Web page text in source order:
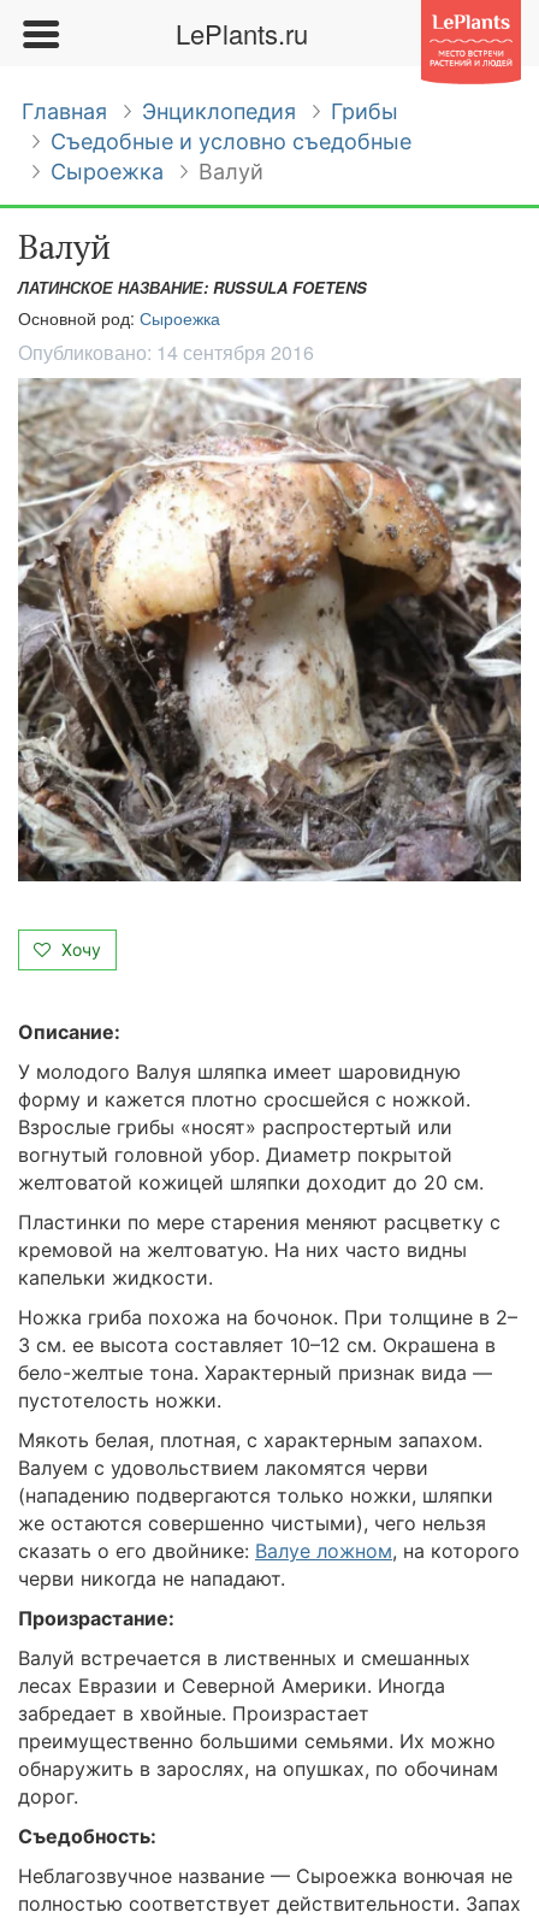
LePlants.ru
Главная Энциклопедия
Грибы
Съедобные и условно съедобные
Сыроежка
Валуй
Валуй
ЛАТИНСКОЕ НАЗВАНИЕ: RUSSULA FOETENS
Основной род: Сыроежка
Опубликовано: 14 сентября 2016
Хочу
Описание:
У молодого Валуя шляпка имеет шаровидную
форму и кажется плотно сросшейся с ножкой.
Взрослые грибы «носят» распростертый или
вогнутый головной убор. Диаметр покрытой
желтоватой кожицей шляпки доходит до 20 см.
Пластинки по мере старения меняют расцветку с
кремовой на желтоватую. На них часто видны
капельки жидкости.
Ножка гриба похожа на бочонок. При толщине в 2–
3 см. ее высота составляет 10–12 см. Окрашена в
бело-желтые тона. Характерный признак вида —
пустотелость ножки.
Мякоть белая, плотная, с характерным запахом.
Валуем с удовольствием лакомятся черви
(нападению подвергаются только ножки, шляпки
же остаются совершенно чистыми), чего нельзя
сказать о его двойнике: Валуе ложном, на которого
черви никогда не нападают.
Произрастание:
Валуй встречается в лиственных и смешанных
лесах Евразии и Северной Америки. Иногда
забредает в хвойные. Произрастает
преимущественно большими семьями. Их можно
обнаружить в зарослях, на опушках, по обочинам
дорог.
Съедобность:
Неблагозвучное название — Сыроежка вонючая не
полностью соответствует действительности. Запах